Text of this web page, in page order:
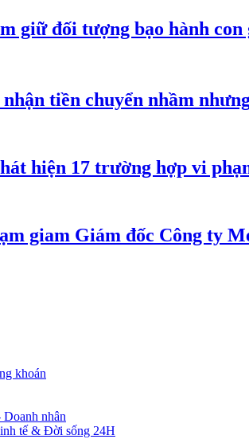
giữ đối tượng bạo hành
tiền chuyển nhầm
hiện 17 trường hợp vi
giam Giám đốc Công ty
khoán
nhân
tế & Đời sống 24H